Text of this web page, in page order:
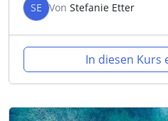
SE Von Stefanie Etter
In diesen Kurs